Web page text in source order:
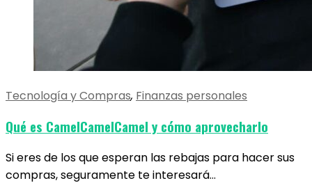
Tecnología y Compras, Finanzas personales
Qué es CamelCamelCamel y cómo aprovecharlo
Si eres de los que esperan las rebajas para hacer sus
compras, seguramente te interesará…